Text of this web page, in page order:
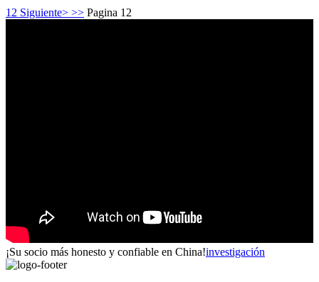
1 2 Siguiente> >> Pagina 12
¡Su socio más honesto y confiable en China!investigación